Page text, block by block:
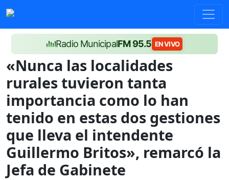
Radio MunicipalFM 95.5 EN VIVO
«Nunca las localidades
rurales tuvieron tanta
importancia como lo han
tenido en estas dos gestiones
que lleva el intendente
Guillermo Britos», remarcó la
Jefa de Gabinete